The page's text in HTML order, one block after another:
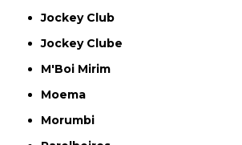
Jockey Club
Jockey Clube
M'Boi Mirim
Moema
Morumbi